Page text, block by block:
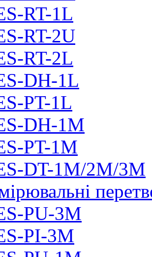
RT-1L
RT-2U
RT-2L
DH-1L
PT-1L
DH-1M
PT-1M
DT-1M/2M/3M
PU-3M
PI-3M